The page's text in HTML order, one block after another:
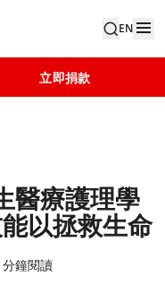
EN
立即捐款
醫療護理學
以拯救生命
分鐘閱讀